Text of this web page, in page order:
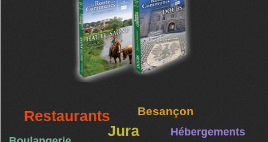
Restaurants Besançon
Jura Hébergements